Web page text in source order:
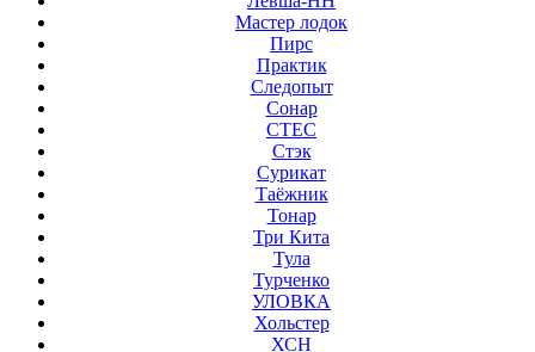
Мастер лодок
Пирс
Практик
Следопыт
Сонар
СТЕС
Стэк
Сурикат
Таёжник
Тонар
Три Кита
Тула
Турченко
УЛОВКА
Хольстер
ХСН